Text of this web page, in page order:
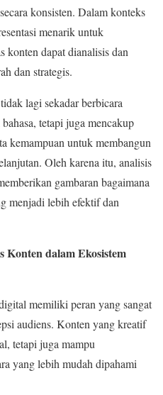
konsisten. Dalam konteks
menarik untuk
konten dapat dianalisis dan
dan strategis.
lagi sekadar berbicara
tetapi juga mencakup
kemampuan untuk membangun
Oleh karena itu, analisis
gambaran bagaimana
menjadi lebih efektif dan
Konten dalam Ekosistem
memiliki peran yang sangat
audiens. Konten yang kreatif
tetapi juga mampu
yang lebih mudah dipahami